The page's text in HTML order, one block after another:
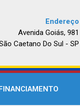
Endereço
Avenida Goiás, 981
Caetano Do Sul - SP